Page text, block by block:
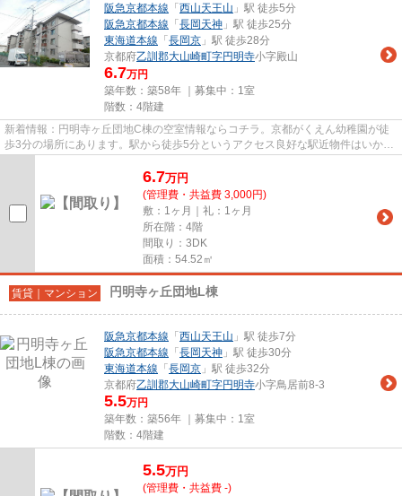
阪急京都本線 「 西山天王山 」駅 徒歩5分
阪急京都本線 「 長岡天神 」駅 徒歩25分
東海道本線 「 長岡京 」駅 徒歩28分
京都府乙訓郡大山崎町字円明寺小字殿山
6.7万円
築年数：築58年 ｜募集中： 1室
階数：4階建
新着情報：円明寺ヶ丘団地C棟の空室情報ならコチラ。京都がくえん幼稚園が徒
歩3分の場所にあります。駅から徒歩5分というアクセス良好な駅近物件はいかが
6.7万円
(管理費・共益費 3,000円)
敷：1ヶ月｜礼：1ヶ月
所在階：4階
間取り：3DK
面積：54.52㎡
賃貸｜マンション 円明寺ヶ丘団地L棟
阪急京都本線 「 西山天王山 」駅 徒歩7分
阪急京都本線 「 長岡天神 」駅 徒歩30分
東海道本線 「 長岡京 」駅 徒歩32分
京都府乙訓郡大山崎町字円明寺小字鳥居前8-3
5.5万円
築年数：築56年 ｜募集中： 1室
階数：4階建
5.5万円
(管理費・共益費 -)